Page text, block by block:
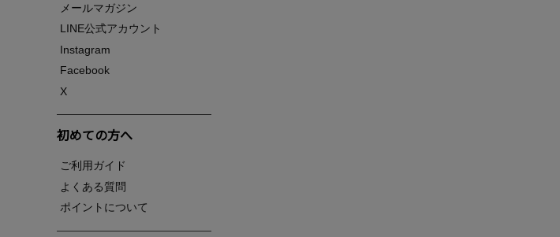
メールマガジン
LINE公式アカウント
Instagram
Facebook
X
初めての方へ
ご利用ガイド
よくある質問
ポイントについて